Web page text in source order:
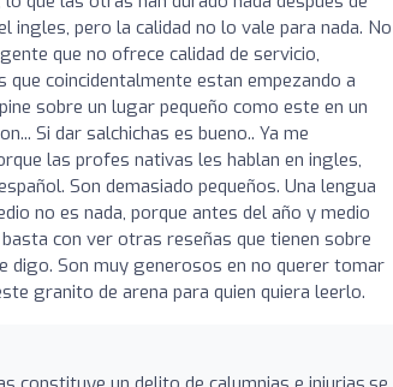
ingles, pero la calidad no lo vale para nada. No
que no ofrece calidad de servicio,
coincidentalmente estan empezando a
sobre un lugar pequeño como este en un
Si dar salchichas es bueno.. Ya me
las profes nativas les hablan en ingles,
Son demasiado pequeños. Una lengua
no es nada, porque antes del año y medio
con ver otras reseñas que tienen sobre
digo. Son muy generosos en no querer tomar
granito de arena para quien quiera leerlo.